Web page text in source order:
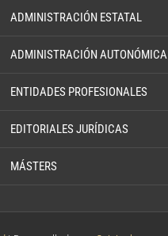
ADMINISTRACIÓN ESTATAL
ADMINISTRACIÓN AUTONÓMICA
ENTIDADES PROFESIONALES
EDITORIALES JURÍDICAS
MÁSTERS